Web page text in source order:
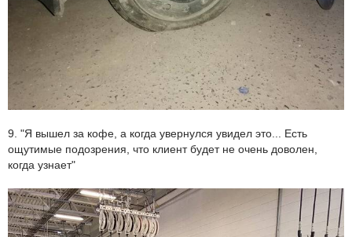
9. "Я вышел за кофе, а когда увернулся увидел это... Есть
ощутимые подозрения, что клиент будет не очень доволен,
когда узнает"